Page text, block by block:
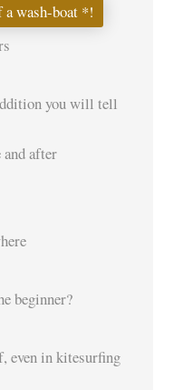
wash-boat *!
you will tell
after
beginner?
even in kitesurfing